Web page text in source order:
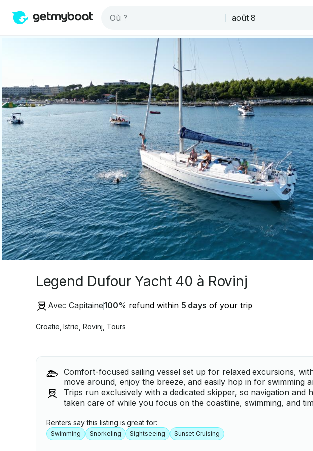
Legend Dufour Yacht 40 à Rovinj
Avec Capitaine100% refund within 5 days of your trip
Croatie Istrie Rovinj Tours
Comfort-focused sailing vessel set up for relaxed excursions,
move around, enjoy the breeze, and easily hop in for swimming
Trips run exclusively with a dedicated skipper, so navigation and
taken care of while you focus on the coastline, swimming, and
Renters say this listing is great for:
Swimming Snorkeling Sightseeing Sunset Cruising